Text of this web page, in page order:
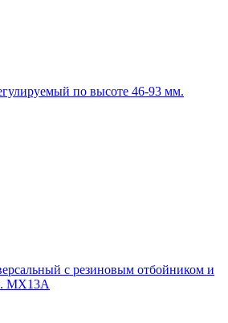
по высоте 46-93 мм.
с резиновым отбойником и
MX13A